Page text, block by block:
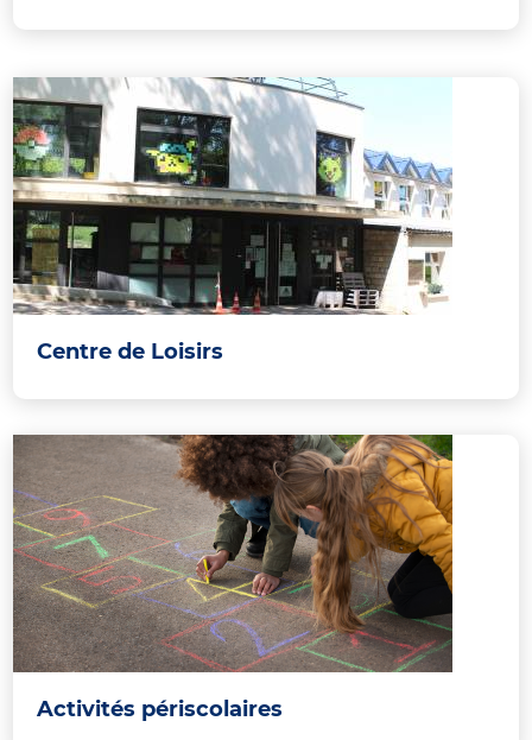
Centre de Loisirs
Activités périscolaires